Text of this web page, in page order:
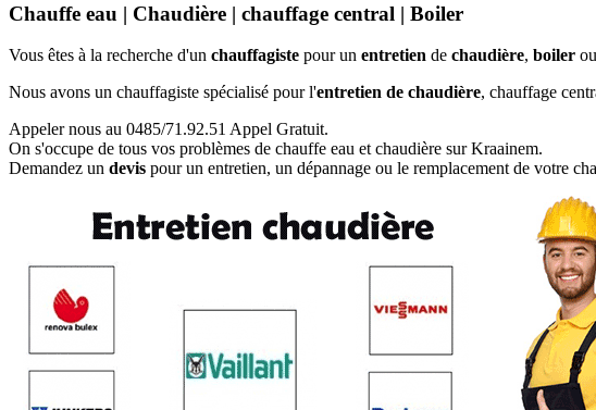
Chauffe eau | Chaudière | chauffage central | Boiler
Vous êtes à la recherche d'un chauffagiste pour un entretien de chaudière, boiler ou
Nous avons un chauffagiste spécialisé pour l'entretien de chaudière, chauffage
Appeler nous au 0485/71.92.51 Appel Gratuit.
On s'occupe de tous vos problèmes de chauffe eau et chaudière sur Kraainem.
Demandez un devis pour un entretien, un dépannage ou le remplacement de votre